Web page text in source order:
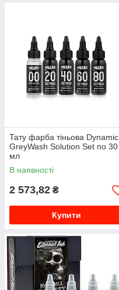
Тату фарба тіньова Dynamic
GreyWash Solution Set по 30
мл
В наявності
2 573,82 ₴
Купити